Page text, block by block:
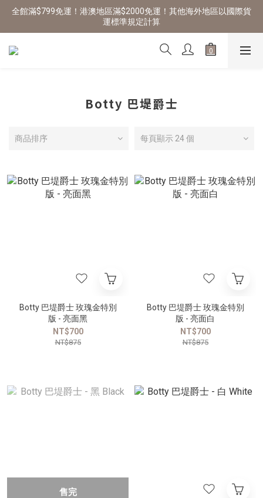
全館滿$799免運！港澳地區滿$2000免運！其他海外地區以國際貨
運標準規定計算
Botty 巴堤爵士
商品排序 每頁顯示 24 個
Botty 巴堤爵士 玫瑰金特別
版 - 亮面黑
NT$700
NT$875
Botty 巴堤爵士 玫瑰金特別
版 - 亮面白
NT$700
NT$875
售完